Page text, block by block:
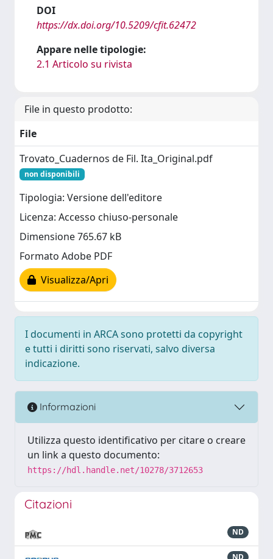
DOI
https://dx.doi.org/10.5209/cfit.62472
Appare nelle tipologie:
2.1 Articolo su rivista
File in questo prodotto:
File
Trovato_Cuadernos de Fil. Ita_Original.pdf
non disponibili
Tipologia: Versione dell'editore
Licenza: Accesso chiuso-personale
Dimensione 765.67 kB
Formato Adobe PDF
Visualizza/Apri
I documenti in ARCA sono protetti da copyright
e tutti i diritti sono riservati, salvo diversa
indicazione.
Informazioni
Utilizza questo identificativo per citare o creare
un link a questo documento:
https://hdl.handle.net/10278/3712653
Citazioni
ND